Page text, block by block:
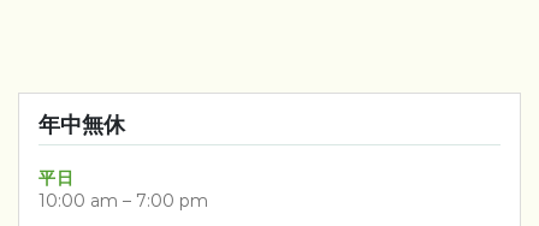
​年中無休
平日
10:00 am – 7:00 pm​